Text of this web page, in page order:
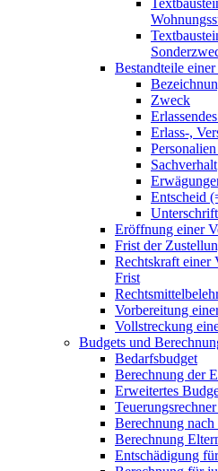
Bestandteile
Zweck
Erlass-,
Sachverhalt
Entscheid
Eröffnung einer
Frist der
Rechtskraft einer
Frist
Vorbereitung
Vollstreckung
Budgets und
Bedarfsbudget
Berechnung der
Erweitertes
Berechnung
Berechnung
Entschädigung